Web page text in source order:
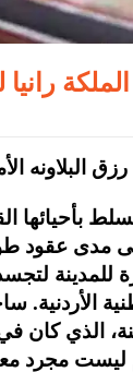
البلاونه
بأحيائها
مدى عقود
للمدينة
الأردنية.
الذي كان
ليست مجرد